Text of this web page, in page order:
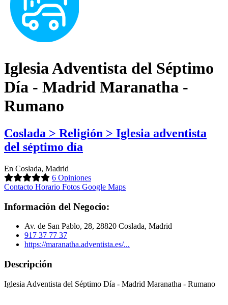
Iglesia Adventista del Séptimo
Día - Madrid Maranatha -
Rumano
Coslada > Religión > Iglesia adventista
del séptimo día
En Coslada, Madrid
6 Opiniones
Contacto Horario Fotos Google Maps
Información del Negocio:
Av. de San Pablo, 28, 28820 Coslada, Madrid
917 37 77 37
https://maranatha.adventista.es/...
Descripción
Iglesia Adventista del Séptimo Día - Madrid Maranatha - Rumano